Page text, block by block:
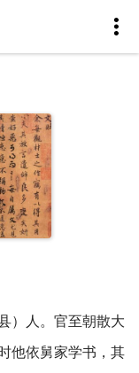
）人。官至朝散大
他依舅家学书，其